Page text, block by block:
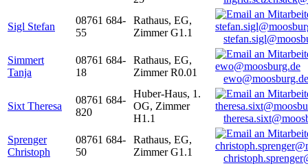
Sigl Stefan
08761 684-
55
Rathaus, EG,
Zimmer G1.1
Simmert
Tanja
08761 684-
18
Rathaus, EG,
Zimmer R0.01
ewo@moosburg.de
Sixt Theresa
08761 684-
820
Huber-Haus, 1.
OG, Zimmer
H1.1
Sprenger
Christoph
08761 684-
50
Rathaus, EG,
Zimmer G1.1